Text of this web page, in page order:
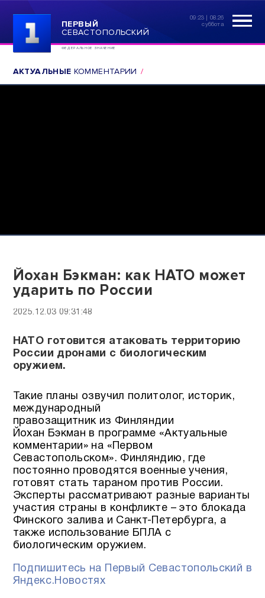
ПЕРВЫЙ
СЕВАСТОПОЛЬСКИЙ
ФЕДЕРАЛЬНОЕ ЗНАЧЕНИЕ
09:23 | 08.26
суббота
АКТУАЛЬНЫЕ КОММЕНТАРИИ
Йохан Бэкман: как НАТО может
ударить по России
2025.12.03 09:31:48
НАТО готовится атаковать территорию
России дронами с биологическим
оружием.
Такие планы озвучил политолог, историк,
международный
правозащитник из Финляндии
Йохан Бэкман в программе «Актуальные
комментарии» на «Первом
Севастопольском». Финляндию, где
постоянно проводятся военные учения,
готовят стать тараном против России.
Эксперты рассматривают разные варианты
участия страны в конфликте – это блокада
Финского залива и Санкт-Петербурга, а
также использование БПЛА с
биологическим оружием.
Подпишитесь на Первый Севастопольский в
Яндекс.Новостях